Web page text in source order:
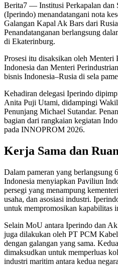
Berita7 — Institusi Perkapalan dan
(Iperindo) menandatangani nota
Galangan Kapal Ak Bars dari
Penandatanganan berlangsung
di Ekaterinburg.
Prosesi itu disaksikan oleh Menteri
Indonesia dan Menteri
bisnis Indonesia–Rusia di sela
Kehadiran delegasi Iperindo
Anita Puji Utami, didampingi
Penunjang Michael Sutandar.
bagian dari rangkaian kegiatan
pada INNOPROM 2026.
Kerja Sama dan
Dalam pameran yang berlangsung
Indonesia menyiapkan Paviliun
persegi yang menampung
usaha, dan asosiasi industri.
untuk mempromosikan kapabilitas
Selain MoU antara Iperindo dan
juga dilakukan oleh PT PCM
dengan galangan yang sama.
dimaksudkan untuk memperluas
industri maritim antara kedua